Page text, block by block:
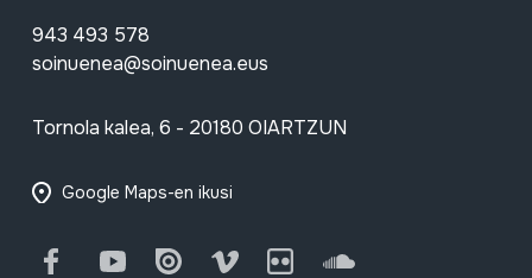
943 493 578
soinuenea@soinuenea.eus
Tornola kalea, 6 - 20180 OIARTZUN
Google Maps-en ikusi
FacebookYoutube Issuu Vimeo Flickr SoundCloud